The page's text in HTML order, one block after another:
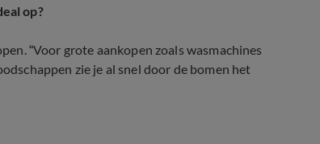
op?
“Voor grote aankopen zoals wasmachines
zie je al snel door de bomen het